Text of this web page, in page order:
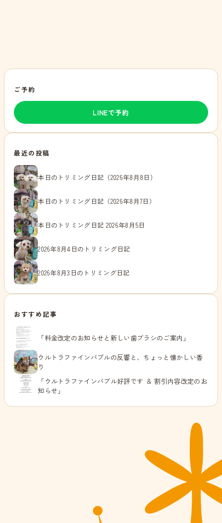
ご予約
LINEで予約
最近の投稿
本日のトリミング日記（2026年8月8日）
本日のトリミング日記（2026年8月7日）
本日のトリミング日記 2026年8月5日
2026年8月4日のトリミング日記
2026年8月3日のトリミング日記
おすすめ記事
「料金改定のお知らせと新しい歯ブラシのご案内」
ウルトラファインバブルの反響と、ちょっと懐かしい香
り
「ウルトラファインバブル好評です ＆ 割引内容改定のお
知らせ」